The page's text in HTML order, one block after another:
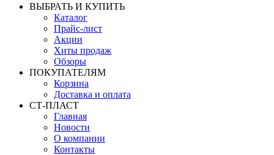
ВЫБРАТЬ И КУПИТЬ
Каталог
Прайс-лист
Акции
Хиты продаж
Обзоры
ПОКУПАТЕЛЯМ
Корзина
Доставка и оплата
СТ-ПЛАСТ
Главная
Новости
О компании
Контакты